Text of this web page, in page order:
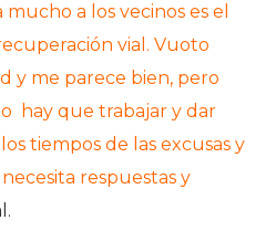
a los vecinos es el
vial. Vuoto
y me parece bien, pero
hay que trabajar y dar
tiempos de las excusas y
respuestas y